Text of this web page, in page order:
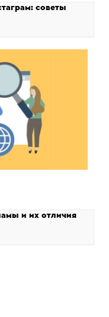
советы
и их отличия